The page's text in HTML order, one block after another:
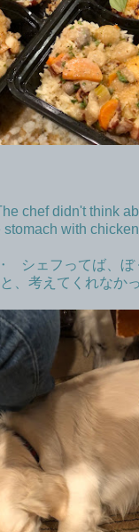
chef didn't think
stomach with
シェフってば、ぼ
、考えてくれなか